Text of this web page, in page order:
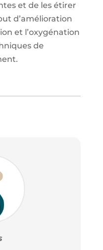
et de les étirer
d’amélioration
et l’oxygénation
de